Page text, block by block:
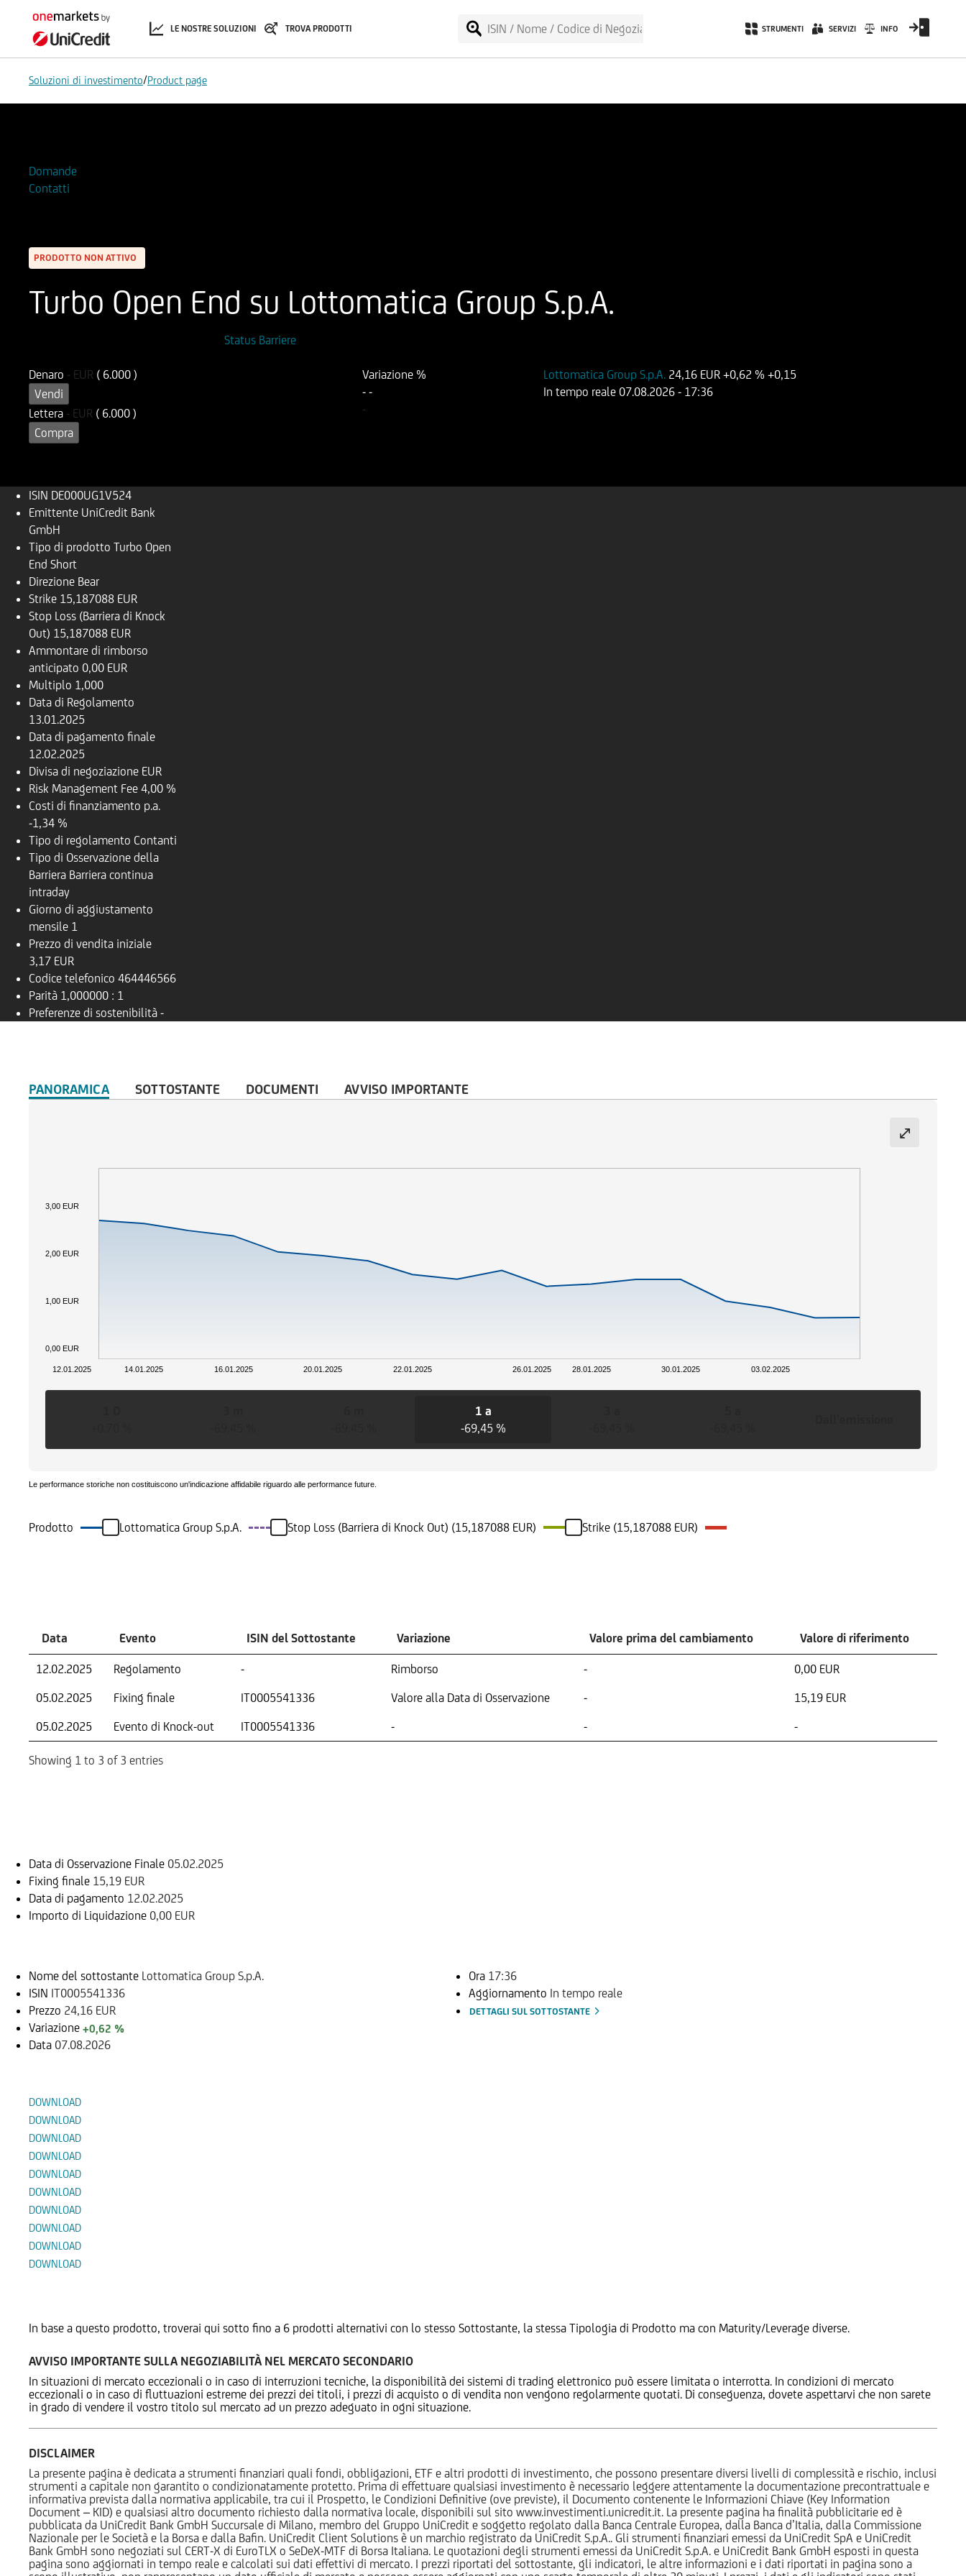
LE NOSTRE SOLUZIONI TROVA PRODOTTI STRUMENTI SERVIZI INFO
Soluzioni di investimento/Product page
Domande
Contatti
PRODOTTO NON ATTIVO
Turbo Open End su Lottomatica Group S.p.A.
Status Barriere
Denaro - EUR ( 6.000 )
Vendi
Lettera - EUR ( 6.000 )
Compra
Variazione %
--
-
Lottomatica Group S.p.A. 24,16 EUR +0,62 %+0,15
In tempo reale 07.08.2026 - 17:36
ISIN DE000UG1V524
Emittente UniCredit Bank
GmbH
Tipo di prodotto Turbo Open
End Short
Direzione Bear
Strike 15,187088 EUR
Stop Loss (Barriera di Knock
Out) 15,187088 EUR
Ammontare di rimborso
anticipato 0,00 EUR
Multiplo 1,000
Data di Regolamento
13.01.2025
Data di pagamento finale
12.02.2025
Divisa di negoziazione EUR
Risk Management Fee 4,00 %
Costi di finanziamento p.a.
-1,34 %
Tipo di regolamento Contanti
Tipo di Osservazione della
Barriera Barriera continua
intraday
Giorno di aggiustamento
mensile 1
Prezzo di vendita iniziale
3,17 EUR
Codice telefonico 464446566
Parità 1,000000 : 1
Preferenze di sostenibilità -
PANORAMICA SOTTOSTANTE DOCUMENTI AVVISO IMPORTANTE
14.01.2025 16.01.2025 20.01.2025 22.01.2025 26.01.2025 28.01.2025 30.01.2025 03.02.2025
12.01.2025
0,00 EUR
1,00 EUR
2,00 EUR
3,00 EUR
1 a
-69,45 %
Le performance storiche non costituiscono un'indicazione affidabile riguardo alle performance future.
Prodotto Lottomatica Group S.p.A. Stop Loss (Barriera di Knock Out) (15,187088 EUR) Strike (15,187088 EUR)
Data Evento ISIN del Sottostante Variazione Valore prima del cambiamento Valore di riferimento
12.02.2025 Regolamento - Rimborso -
0,00 EUR
05.02.2025
Fixing finale IT0005541336 Valore alla Data di Osservazione -
15,19 EUR
05.02.2025
Evento di Knock-out IT0005541336 - - -
Showing 1 to 3 of 3 entries
Data di Osservazione Finale 05.02.2025
Fixing finale 15,19 EUR
Data di pagamento 12.02.2025
Importo di Liquidazione 0,00 EUR
Nome del sottostante Lottomatica Group S.p.A.
ISIN IT0005541336
Prezzo 24,16 EUR
Variazione +0,62 %
Data 07.08.2026
Ora 17:36
Aggiornamento In tempo reale
DETTAGLI SUL SOTTOSTANTE
DOWNLOAD
DOWNLOAD
DOWNLOAD
DOWNLOAD
DOWNLOAD
DOWNLOAD
DOWNLOAD
DOWNLOAD
DOWNLOAD
DOWNLOAD
In base a questo prodotto, troverai qui sotto fino a 6 prodotti alternativi con lo stesso Sottostante, la stessa Tipologia di Prodotto ma con Maturity/Leverage diverse.
AVVISO IMPORTANTE SULLA NEGOZIABILITÀ NEL MERCATO SECONDARIO
In situazioni di mercato eccezionali o in caso di interruzioni tecniche, la disponibilità dei sistemi di trading elettronico può essere limitata o interrotta. In condizioni di mercato
eccezionali o in caso di fluttuazioni estreme dei prezzi dei titoli, i prezzi di acquisto o di vendita non vengono regolarmente quotati. Di conseguenza, dovete aspettarvi che non sarete
in grado di vendere il vostro titolo sul mercato ad un prezzo adeguato in ogni situazione.
DISCLAIMER
La presente pagina è dedicata a strumenti finanziari quali fondi, obbligazioni, ETF e altri prodotti di investimento, che possono presentare diversi livelli di complessità e rischio, inclusi
strumenti a capitale non garantito o condizionatamente protetto. Prima di effettuare qualsiasi investimento è necessario leggere attentamente la documentazione precontrattuale e
informativa prevista dalla normativa applicabile, tra cui il Prospetto, le Condizioni Definitive (ove previste), il Documento contenente le Informazioni Chiave (Key Information
Document – KID) e qualsiasi altro documento richiesto dalla normativa locale, disponibili sul sito www.investimenti.unicredit.it. La presente pagina ha finalità pubblicitarie ed è
pubblicata da UniCredit Bank GmbH Succursale di Milano, membro del Gruppo UniCredit e soggetto regolato dalla Banca Centrale Europea, dalla Banca d’Italia, dalla Commissione
Nazionale per le Società e la Borsa e dalla Bafin. UniCredit Client Solutions è un marchio registrato da UniCredit S.p.A.. Gli strumenti finanziari emessi da UniCredit SpA e UniCredit
Bank GmbH sono negoziati sul CERT-X di EuroTLX o SeDeX-MTF di Borsa Italiana. Le quotazioni degli strumenti emessi da UniCredit S.p.A. e UniCredit Bank GmbH esposti in questa
pagina sono aggiornati in tempo reale e calcolati sui dati effettivi di mercato. I prezzi riportati del sottostante, gli indicatori, le altre informazioni e i dati riportati in pagina sono a